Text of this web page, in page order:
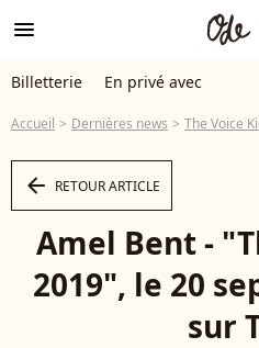
menu
Billetterie En privé avec
Accueil Dernières news The Voice Kids
arrow_left RETOUR ARTICLE
Amel Bent -
2019", le 20
sur